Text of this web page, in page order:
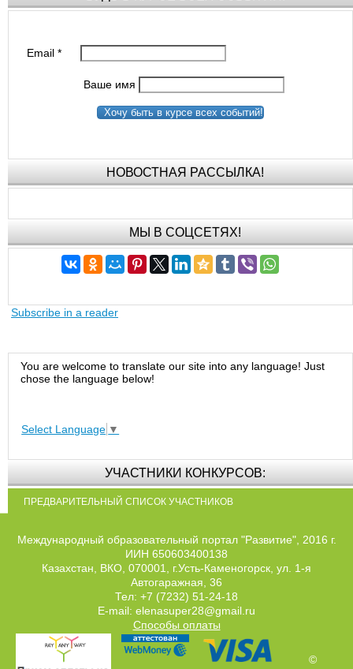
Email*
Ваше имя
Хочу быть в курсе всех событий!
НОВОСТНАЯ РАССЫЛКА!
МЫ В СОЦСЕТЯХ!
Subscribe in a reader
You are welcome to translate our site into any language! Just
chose the language below!
Select Language ▼
УЧАСТНИКИ КОНКУРСОВ:
ПРЕДВАРИТЕЛЬНЫЙ СПИСОК УЧАСТНИКОВ
Международный образовательный портал "Развитие", 2016 г.
ИИН 650603400138
Казахстан, ВКО, 070001, г.Усть-Каменогорск, ул. 1-я
Автогаражная, 36
Тел: +7 (7232) 51-24-18
E-mail: elenasuper28@gmail.ru
Способы оплаты
©